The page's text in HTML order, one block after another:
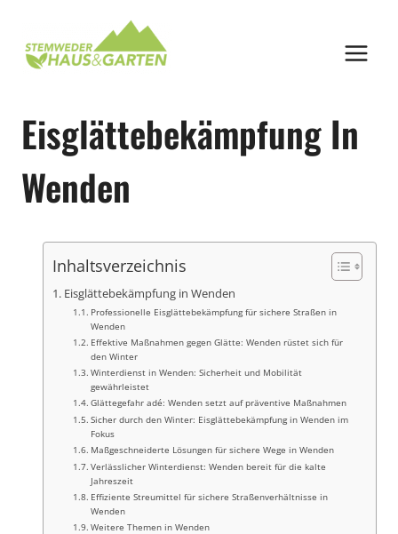
springen
Eisglättebekämpfung In
Wenden
Inhaltsverzeichnis
Eisglättebekämpfung in Wenden
Professionelle Eisglättebekämpfung für sichere Straßen in
Wenden
Effektive Maßnahmen gegen Glätte: Wenden rüstet sich für
den Winter
Winterdienst in Wenden: Sicherheit und Mobilität
gewährleistet
Glättegefahr adé: Wenden setzt auf präventive Maßnahmen
Sicher durch den Winter: Eisglättebekämpfung in Wenden im
Fokus
Maßgeschneiderte Lösungen für sichere Wege in Wenden
Verlässlicher Winterdienst: Wenden bereit für die kalte
Jahreszeit
Effiziente Streumittel für sichere Straßenverhältnisse in
Wenden
Weitere Themen in Wenden